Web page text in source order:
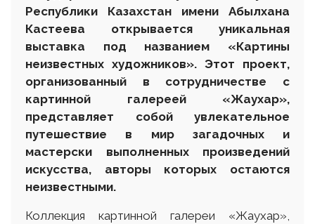
Республики Казахстан имени Абылхана
Кастеева открывается уникальная
выставка под названием «Картины
неизвестных художников». Этот проект,
организованный в сотрудничестве с
картинной галереей «Жаухар»,
представляет собой увлекательное
путешествие в мир загадочных и
мастерски выполненных произведений
искусства, авторы которых остаются
неизвестными.
Коллекция картинной галереи «Жаухар»,